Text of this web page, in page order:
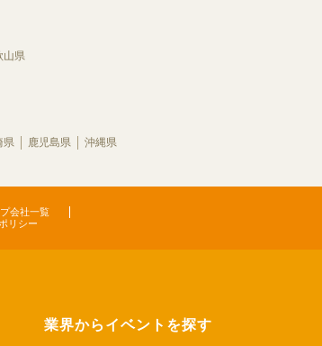
山県
県 鹿児島県 沖縄県
会社一覧
リシー
業界からイベントを探す